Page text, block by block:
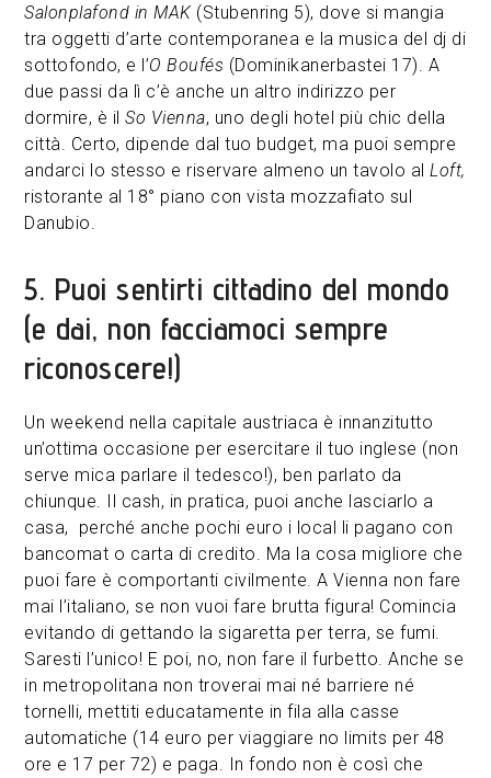
Salonplafond in MAK (Stubenring 5), dove si mangia
tra oggetti d’arte contemporanea e la musica del dj di
sottofondo, e l’O Boufés (Dominikanerbastei 17). A
due passi da lì c’è anche un altro indirizzo per
dormire, è ilSo Vienna, uno degli hotel più chic della
città. Certo, dipende dal tuo budget, ma puoi sempre
andarci lo stesso e riservare almeno un tavolo alLoft,
ristorante al 18° piano con vista mozzafiato sul
Danubio.
5. Puoi sentirti cittadino del mondo
(e dai, non facciamoci sempre
riconoscere!)
Un weekend nella capitale austriaca è innanzitutto
un’ottima occasione per esercitare il tuo inglese (non
serve mica parlare il tedesco!), ben parlato da
chiunque. Il cash, in pratica, puoi anche lasciarlo a
casa, perché anche pochi euro i local li pagano con
bancomat o carta di credito. Ma la cosa migliore che
puoi fare è comportanti civilmente. A Vienna non fare
mai l’italiano, se non vuoi fare brutta figura! Comincia
evitando di gettando la sigaretta per terra, se fumi.
Saresti l’unico! E poi, no, non fare il furbetto. Anche se
in metropolitana non troverai mai né barriere né
tornelli, mettiti educatamente in fila alla casse
automatiche (14 euro per viaggiare no limits per 48
ore e 17 per 72) e paga. In fondo non è così che